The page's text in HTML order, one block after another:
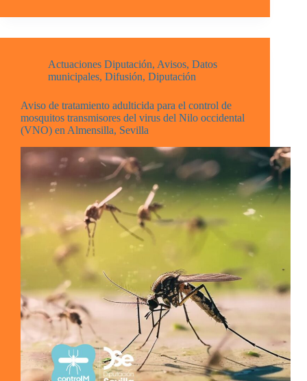
Actuaciones Diputación, Avisos, Datos
municipales, Difusión, Diputación
Aviso de tratamiento adulticida para el control de
mosquitos transmisores del virus del Nilo occidental
(VNO) en Almensilla, Sevilla